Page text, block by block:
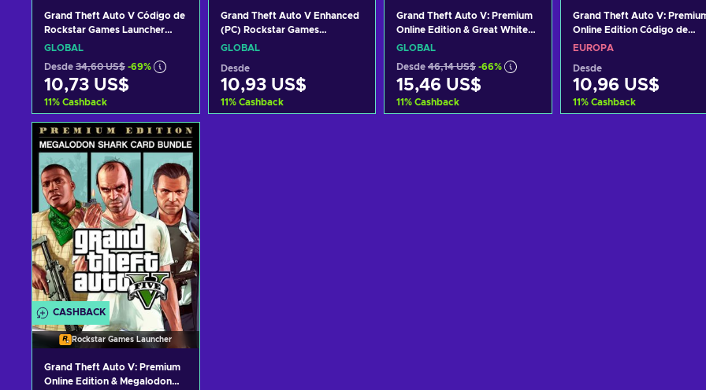
Grand Theft Auto V Código de
Rockstar Games Launcher
GLOBAL
GLOBAL
Desde 34,60 US$ -69%
10,73 US$
11% Cashback
Añadir al carrito
Ver ofertas
Grand Theft Auto V Enhanced
(PC) Rockstar Games
Launcher Key GLOBAL
GLOBAL
Desde
10,93 US$
11% Cashback
Grand Theft Auto V: Premium
Online Edition & Great White
Shark Card Bundle Rockstar
GLOBAL
Desde 46,14 US$ -66%
15,46 US$
11% Cashback
Grand Theft Auto V:
Online Edition Código de
Rockstar Games Launcher
EUROPA
Desde
10,96 US$
11% Cashback
CASHBACK
Rockstar Games Launcher
Grand Theft Auto V: Premium
Online Edition & Megalodon